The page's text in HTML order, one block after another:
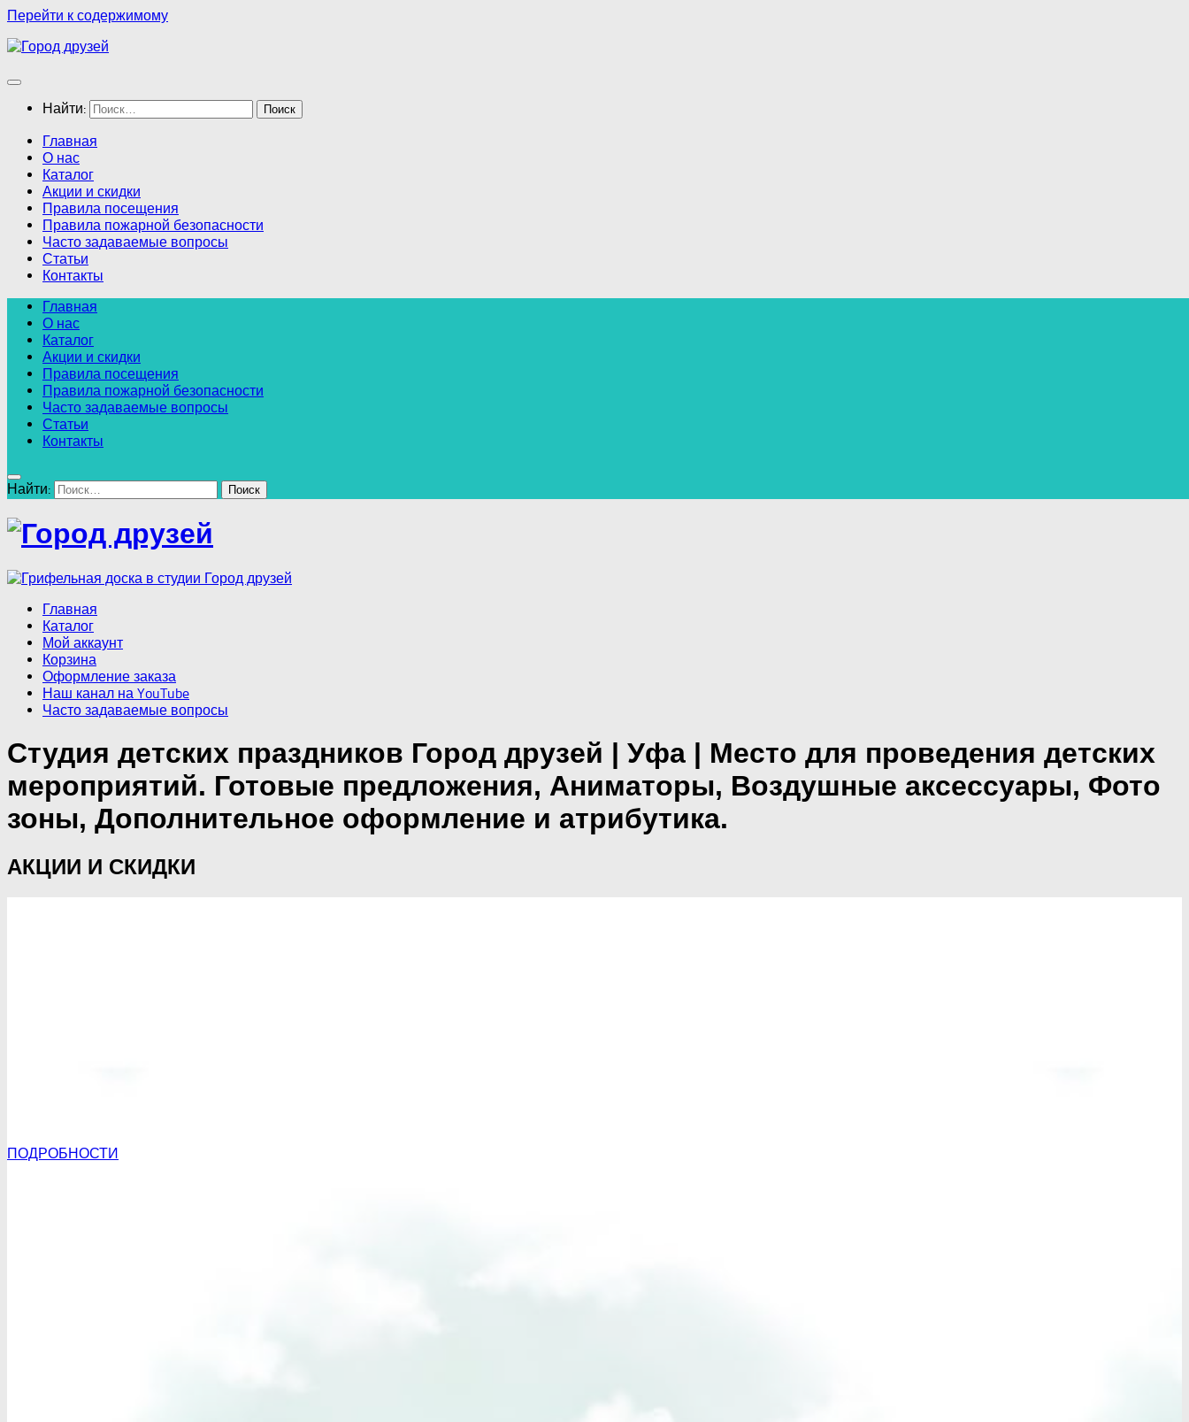
Перейти к содержимому
Найти:
Главная
О нас
Каталог
Акции и скидки
Правила посещения
Правила пожарной безопасности
Часто задаваемые вопросы
Статьи
Контакты
Главная
О нас
Каталог
Акции и скидки
Правила посещения
Правила пожарной безопасности
Часто задаваемые вопросы
Статьи
Контакты
Найти:
Главная
Каталог
Мой аккаунт
Корзина
Оформление заказа
Наш канал на YouTube
Часто задаваемые вопросы
Студия детских праздников Город друзей | Уфа | Место для проведения детских
мероприятий. Готовые предложения, Аниматоры, Воздушные аксессуары, Фото
зоны, Дополнительное оформление и атрибутика.
АКЦИИ И СКИДКИ
ПОДРОБНОСТИ